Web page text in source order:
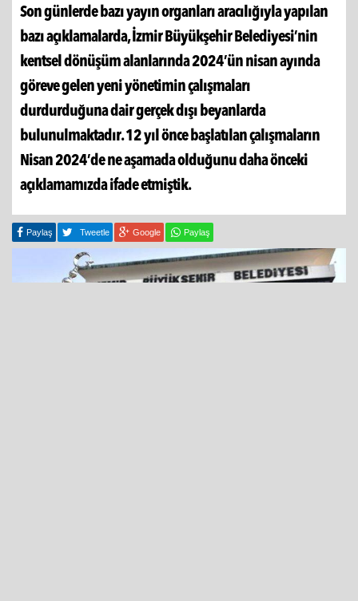
Son günlerde bazı yayın organları aracılığıyla yapılan
bazı açıklamalarda, İzmir Büyükşehir Belediyesi’nin
kentsel dönüşüm alanlarında 2024’ün nisan ayında
göreve gelen yeni yönetimin çalışmaları
durdurduğuna dair gerçek dışı beyanlarda
bulunulmaktadır. 12 yıl önce başlatılan çalışmaların
Nisan 2024’de ne aşamada olduğunu daha önceki
açıklamamızda ifade etmiştik.
Paylaş Tweetle Google Paylaş